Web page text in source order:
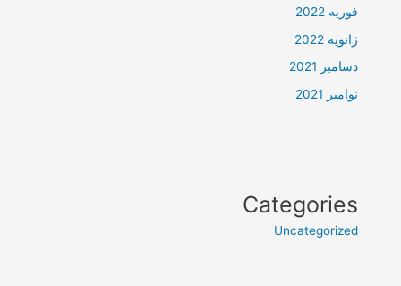
فوریه 2022
ژانویه 2022
دسامبر 2021
نوامبر 2021
Categories
Uncategorized